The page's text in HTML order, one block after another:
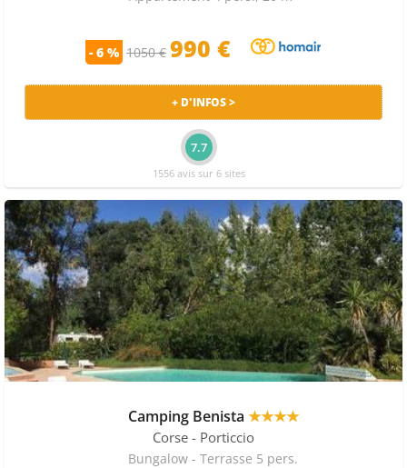
- 6 % 1050 € 990 €
+ D'INFOS >
7.7
1556 avis sur 6 sites
Camping Benista ★★★★
Corse - Porticcio
Bungalow - Terrasse 5 pers.